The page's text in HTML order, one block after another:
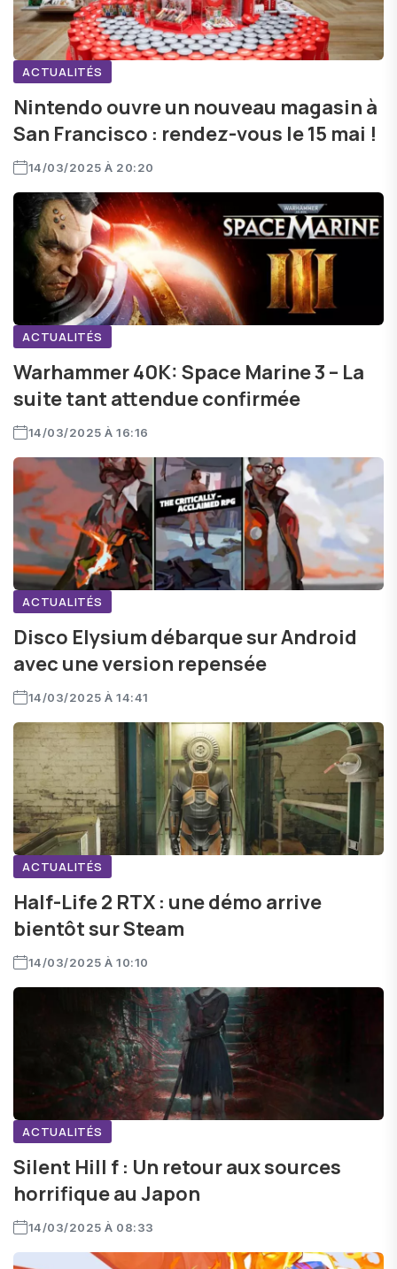
ACTUALITÉS
Nintendo ouvre un nouveau magasin à
San Francisco : rendez-vous le 15 mai !
14/03/2025 À 20:20
ACTUALITÉS
Warhammer 40K: Space Marine 3 – La
suite tant attendue confirmée
14/03/2025 À 16:16
ACTUALITÉS
Disco Elysium débarque sur Android
avec une version repensée
14/03/2025 À 14:41
ACTUALITÉS
Half-Life 2 RTX : une démo arrive
bientôt sur Steam
14/03/2025 À 10:10
ACTUALITÉS
Silent Hill f : Un retour aux sources
horrifique au Japon
14/03/2025 À 08:33